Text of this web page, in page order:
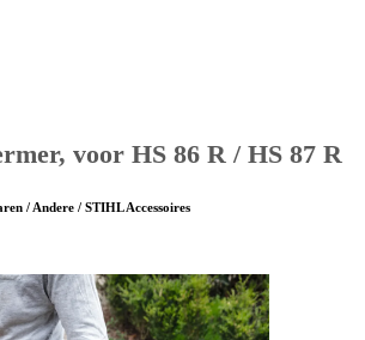
voor HS 86 R / HS 87 R
/ Andere / STIHL Accessoires